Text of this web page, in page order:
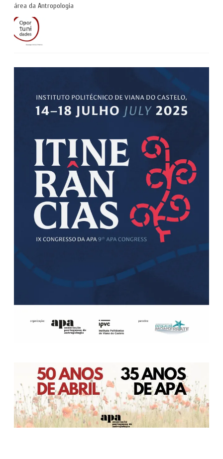
área da Antropologia